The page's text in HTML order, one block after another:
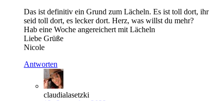
Das ist definitiv ein Grund zum Lächeln. Es ist toll dort, ihr
seid toll dort, es lecker dort. Herz, was willst du mehr?
Hab eine Woche angereichert mit Lächeln
Liebe Grüße
Nicole
Antworten
claudialasetzki